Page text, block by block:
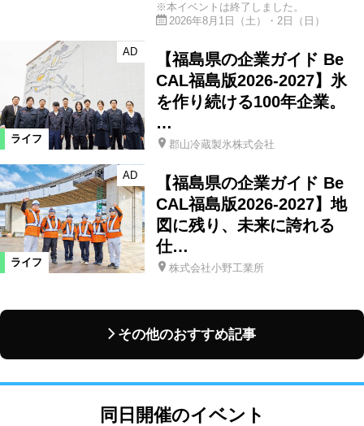
※本イベントは終了しました。
2026年8月1日（土）・2日（日）
ライフ
AD
【福島県の企業ガイド Be
CAL福島版2026-2027】氷
を作り続ける100年企業。
…
郡山冷蔵製氷株式会社
ライフ
AD
【福島県の企業ガイド Be
CAL福島版2026-2027】地
図に残り、未来に誇れる
仕…
株式会社小野工業所
その他のおすすめ記事
同日開催のイベント